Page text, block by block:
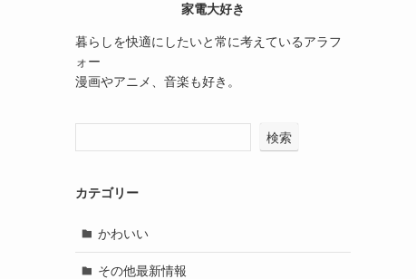
家電大好き
暮らしを快適にしたいと常に考えているアラフ
ォー
漫画やアニメ、音楽も好き。
検索
カテゴリー
かわいい
その他最新情報